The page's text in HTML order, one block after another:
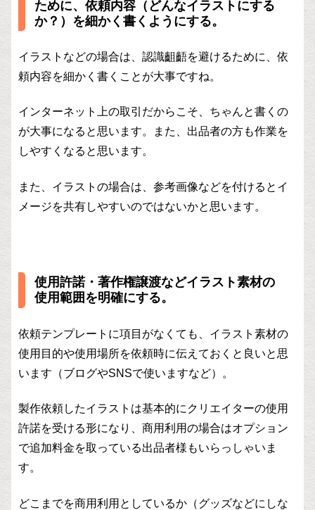
ために、依頼内容（どんなイラストにする
か？）を細かく書くようにする。
イラストなどの場合は、認識齟齬を避けるために、依
頼内容を細かく書くことが大事ですね。
インターネット上の取引だからこそ、ちゃんと書くの
が大事になると思います。また、出品者の方も作業を
しやすくなると思います。
また、イラストの場合は、参考画像などを付けるとイ
メージを共有しやすいのではないかと思います。
使用許諾・著作権譲渡などイラスト素材の
使用範囲を明確にする。
依頼テンプレートに項目がなくても、イラスト素材の
使用目的や使用場所を依頼時に伝えておくと良いと思
います（ブログやSNSで使いますなど）。
製作依頼したイラストは基本的にクリエイターの使用
許諾を受ける形になり、商用利用の場合はオプション
で追加料金を取っている出品者様もいらっしゃいま
す。
どこまでを商用利用としているか（グッズなどにしな